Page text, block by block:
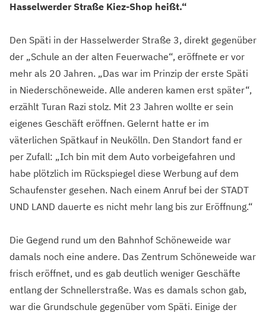
Hasselwerder Straße Kiez-Shop heißt.“
Den Späti in der Hasselwerder Straße 3, direkt gegenüber
der „Schule an der alten Feuerwache“, eröffnete er vor
mehr als 20 Jahren. „Das war im Prinzip der erste Späti
in Niederschöneweide. Alle anderen kamen erst später“,
erzählt Turan Razi stolz. Mit 23 Jahren wollte er sein
eigenes Geschäft eröffnen. Gelernt hatte er im
väterlichen Spätkauf in Neukölln. Den Standort fand er
per Zufall: „Ich bin mit dem Auto vorbeigefahren und
habe plötzlich im Rückspiegel diese Werbung auf dem
Schaufenster gesehen. Nach einem Anruf bei der STADT
UND LAND dauerte es nicht mehr lang bis zur Eröffnung.“
Die Gegend rund um den Bahnhof Schöneweide war
damals noch eine andere. Das Zentrum Schöneweide war
frisch eröffnet, und es gab deutlich weniger Geschäfte
entlang der Schnellerstraße. Was es damals schon gab,
war die Grundschule gegenüber vom Späti. Einige der